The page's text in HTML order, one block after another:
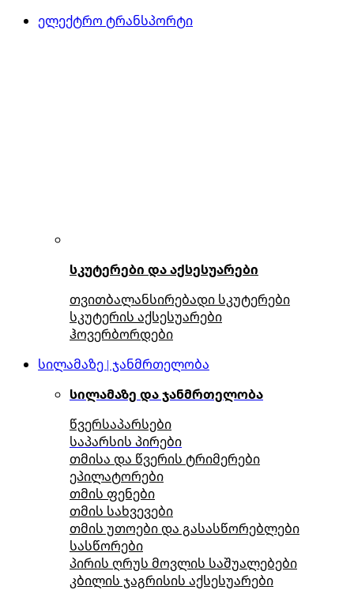
ელექტრო ტრანსპორტი
სკუტერები და აქსესუარები
თვითბალანსირებადი სკუტერები
სკუტერის აქსესუარები
ჰოვერბორდები
სილამაზე | ჯანმრთელობა
სილამაზე და ჯანმრთელობა
წვერსაპარსები
საპარსის პირები
თმისა და წვერის ტრიმერები
ეპილატორები
თმის ფენები
თმის სახვევები
თმის უთოები და გასასწორებლები
სასწორები
პირის ღრუს მოვლის საშუალებები
კბილის ჯაგრისის აქსესუარები